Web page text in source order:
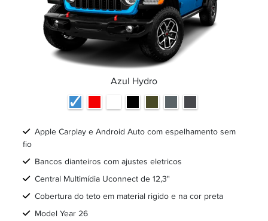
Azul Hydro
Apple Carplay e Android Auto com espelhamento sem
fio
Bancos dianteiros com ajustes eletricos
Central Multimídia Uconnect de 12,3"
Cobertura do teto em material rigido e na cor preta
Model Year 26